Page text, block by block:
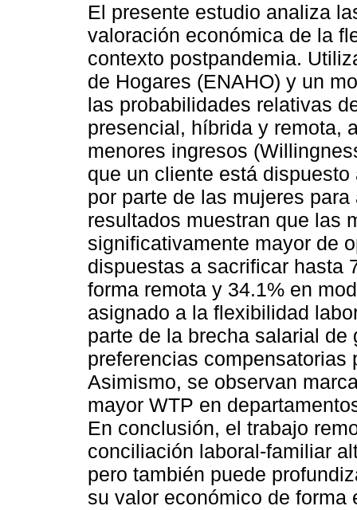
El presente estudio analiza
valoración económica de la
contexto postpandemia.
de Hogares (ENAHO) y un
las probabilidades relativas
presencial, híbrida y remota,
menores ingresos
que un cliente está
por parte de las mujeres
resultados muestran que las
significativamente mayor de
dispuestas a sacrificar hasta
forma remota y 34.1% en
asignado a la flexibilidad
parte de la brecha salarial de
preferencias
Asimismo, se observan
mayor WTP en
En conclusión, el trabajo
conciliación laboral-familiar
pero también puede
su valor económico de